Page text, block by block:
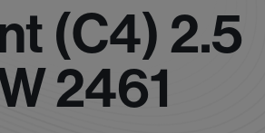
(C4) 2.5
2461